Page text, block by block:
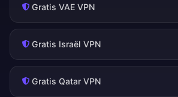
Gratis VAE VPN
Gratis Israël VPN
Gratis Qatar VPN